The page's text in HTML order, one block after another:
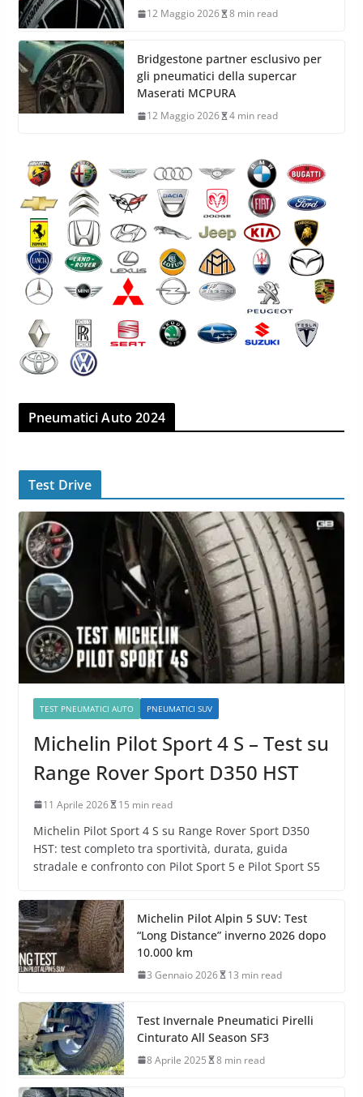
12 Maggio 2026 8 min read
Bridgestone partner esclusivo per
gli pneumatici della supercar
Maserati MCPURA
12 Maggio 2026 4 min read
Pneumatici Auto 2024
Test Drive
TEST PNEUMATICI AUTO PNEUMATICI SUV
Michelin Pilot Sport 4 S – Test su
Range Rover Sport D350 HST
11 Aprile 2026 15 min read
Michelin Pilot Sport 4 S su Range Rover Sport D350
HST: test completo tra sportività, durata, guida
stradale e confronto con Pilot Sport 5 e Pilot Sport S5
Michelin Pilot Alpin 5 SUV: Test
“Long Distance” inverno 2026 dopo
10.000 km
3 Gennaio 2026 13 min read
Test Invernale Pneumatici Pirelli
Cinturato All Season SF3
8 Aprile 2025 8 min read